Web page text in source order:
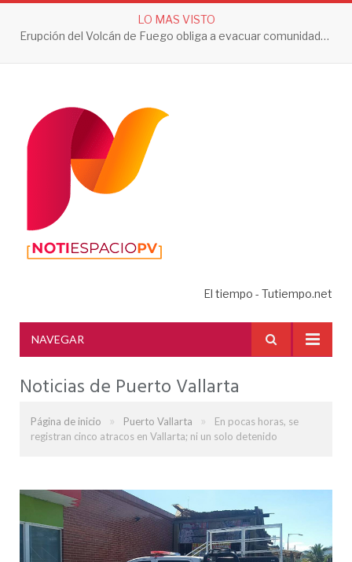
LO MAS VISTO
Erupción del Volcán de Fuego obliga a evacuar comunidades y mantiene en alerta a Guatemala
El tiempo - Tutiempo.net
NAVEGAR
Noticias de Puerto Vallarta
Página de inicio » Puerto Vallarta »
En pocas horas, se
registran cinco atracos en Vallarta; ni un solo detenido